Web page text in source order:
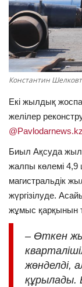
ОЙЫН-САУЫҚ
АРНАЙЫ ЖОБА
OFFICIAL
Құрылтай
Қазақша
Константин
Екі жылдық
желілер
Биыл Ақсуда
жалпы көлемі 4,9
магистральдік
жүргізілуде.
жұмыс қарқынын
– Өткен
жөнделді,
құрылады.